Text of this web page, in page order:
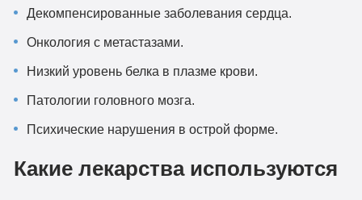
Декомпенсированные заболевания сердца.
Онкология с метастазами.
Низкий уровень белка в плазме крови.
Патологии головного мозга.
Психические нарушения в острой форме.
Какие лекарства используются